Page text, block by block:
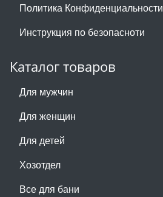
Политика Конфиденциальности
Инструкция по безопасноти
Каталог товаров
Для мужчин
Для женщин
Для детей
Хозотдел
Все для бани